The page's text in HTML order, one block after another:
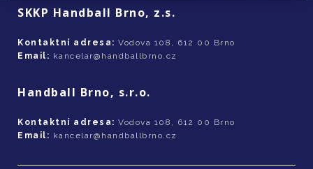
SKKP Handball Brno, z.s.
Kontaktní adresa: Vodova 108, 612 00 Brno
Email: kancelar@handballbrno.cz
Handball Brno, s.r.o.
Kontaktní adresa: Vodova 108, 612 00 Brno
Email: kancelar@handballbrno.cz